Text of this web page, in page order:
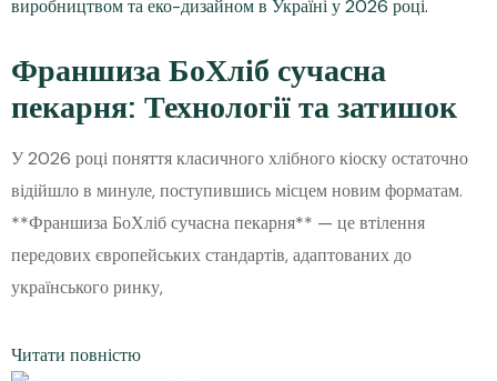
Франшиза БоХліб сучасна
пекарня: Технології та затишок
У 2026 році поняття класичного хлібного кіоску остаточно
відійшло в минуле, поступившись місцем новим форматам.
**Франшиза БоХліб сучасна пекарня** — це втілення
передових європейських стандартів, адаптованих до
українського ринку,
Читати повністю